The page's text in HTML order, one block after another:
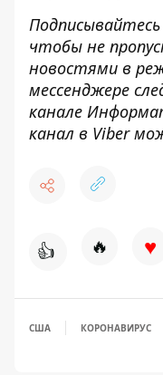
чтобы не
новостями в
мессенджере
канале
канал в Viber
👍 🔥 ♥
США КОРОНАВИРУС